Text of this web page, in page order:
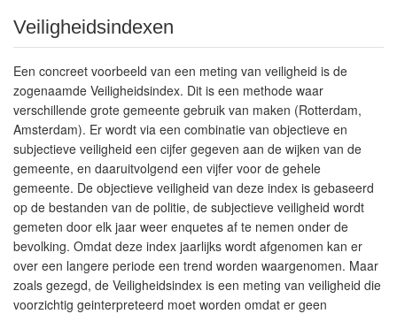
Veiligheidsindexen
Een concreet voorbeeld van een meting van veiligheid is de
zogenaamde Veiligheidsindex. Dit is een methode waar
verschillende grote gemeente gebruik van maken (Rotterdam,
Amsterdam). Er wordt via een combinatie van objectieve en
subjectieve veiligheid een cijfer gegeven aan de wijken van de
gemeente, en daaruitvolgend een vijfer voor de gehele
gemeente. De objectieve veiligheid van deze index is gebaseerd
op de bestanden van de politie, de subjectieve veiligheid wordt
gemeten door elk jaar weer enquetes af te nemen onder de
bevolking. Omdat deze index jaarlijks wordt afgenomen kan er
over een langere periode een trend worden waargenomen. Maar
zoals gezegd, de Veiligheidsindex is een meting van veiligheid die
voorzichtig geinterpreteerd moet worden omdat er geen